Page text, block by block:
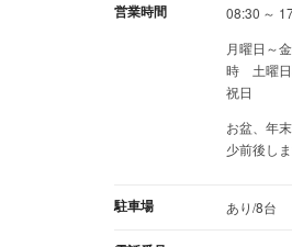
営業時間
08:30 ～
月曜日～
時 土曜日
祝日
お盆、年
少前後しま
駐車場 あり/8台